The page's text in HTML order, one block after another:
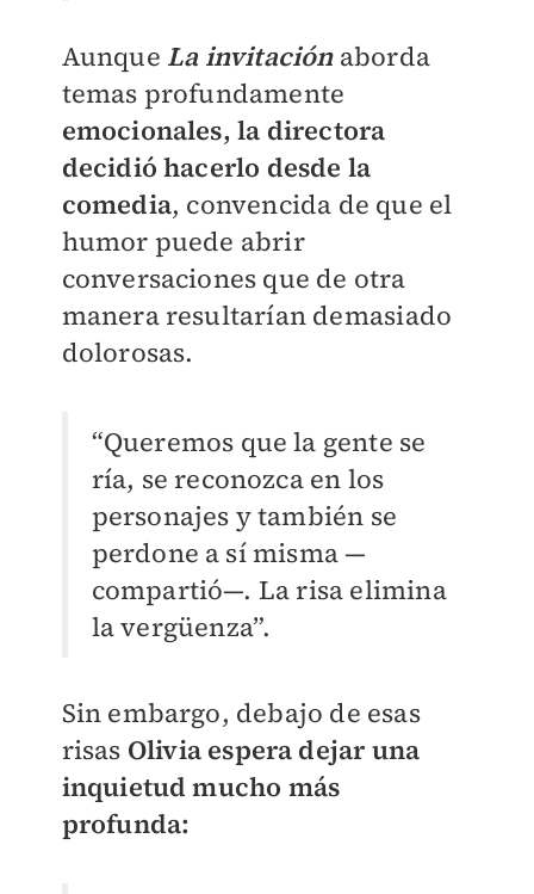
Aunque La invitaciónaborda
temas profundamente
emocionales, la directora
decidió hacerlo desde la
comedia, convencida de que el
humor puede abrir
conversaciones que de otra
manera resultarían demasiado
dolorosas.
“Queremos que la gente se
ría, se reconozca en los
personajes y también se
perdone a sí misma —
compartió—. La risa elimina
la vergüenza”.
Sin embargo, debajo de esas
risas Olivia espera dejar una
inquietud mucho más
profunda: